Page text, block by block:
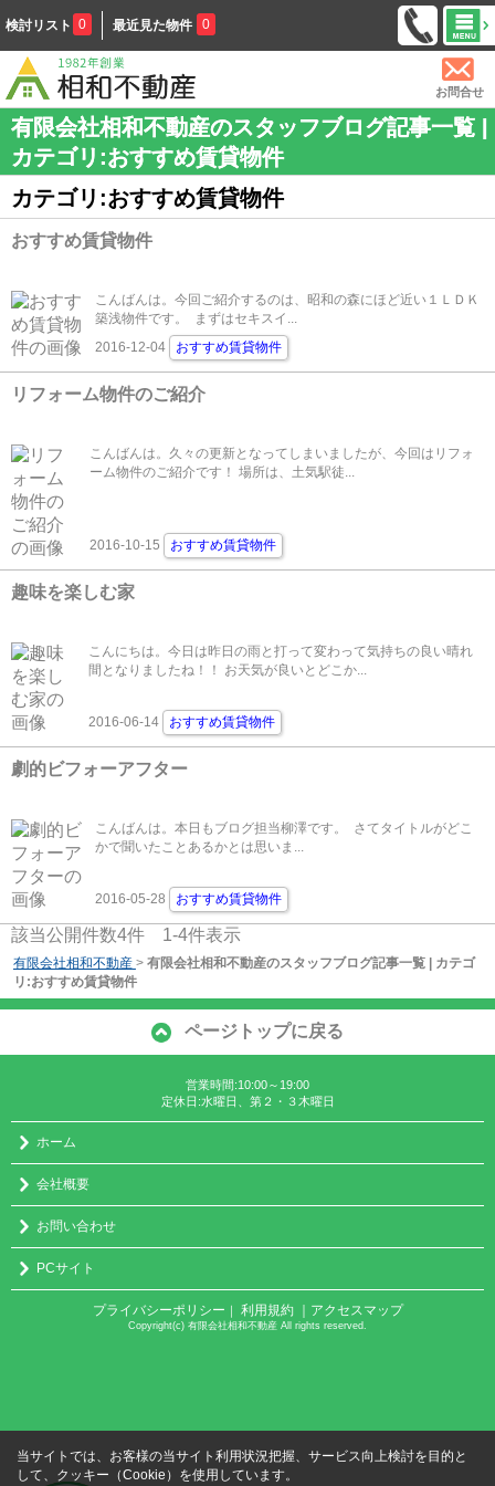
検討リスト 0 最近見た物件 0
お問合せ
有限会社相和不動産のスタッフブログ記事一覧 |
カテゴリ:おすすめ賃貸物件
カテゴリ:おすすめ賃貸物件
おすすめ賃貸物件
こんばんは。今回ご紹介するのは、昭和の森にほど近い１ＬＤＫ
築浅物件です。 まずはセキスイ...
2016-12-04
おすすめ賃貸物件
リフォーム物件のご紹介
こんばんは。久々の更新となってしまいましたが、今回はリフォ
ーム物件のご紹介です！ 場所は、土気駅徒...
2016-10-15 おすすめ賃貸物件
趣味を楽しむ家
こんにちは。今日は昨日の雨と打って変わって気持ちの良い晴れ
間となりましたね！！ お天気が良いとどこか...
2016-06-14 おすすめ賃貸物件
劇的ビフォーアフター
こんばんは。本日もブログ担当柳澤です。 さてタイトルがどこ
かで聞いたことあるかとは思いま...
2016-05-28 おすすめ賃貸物件
該当公開件数4件 1-4件表示
有限会社相和不動産 > 有限会社相和不動産のスタッフブログ記事一覧 | カテゴ
リ:おすすめ賃貸物件
ページトップに戻る
営業時間:10:00～19:00
定休日:水曜日、第２・３木曜日
ホーム
会社概要
お問い合わせ
PCサイト
プライバシーポリシー ｜ 利用規約 ｜アクセスマップ
Copyright(c) 有限会社相和不動産 All rights reserved.
当サイトでは、お客様の当サイト利用状況把握、サービス向上検討を目的と
して、クッキー（Cookie）を使用しています。